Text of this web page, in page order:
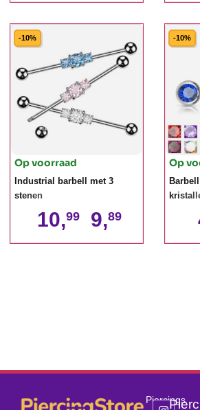
-10%
Op voorraad
Industrial barbell met 3
stenen
10,99 9,89
-10%
Op
Piercings